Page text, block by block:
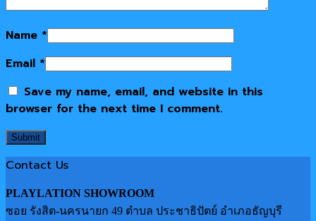
Name *
Email *
Save my name, email, and website in this
browser for the next time I comment.
Contact Us
PLAYLATION SHOWROOM
ซอย รังสิต-นครนายก 49 ตำบล ประชาธิปัตย์ อำเภอธัญบุรี